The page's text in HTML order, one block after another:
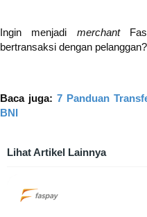
Ingin menjadi merchant
bertransaksi dengan
Baca juga: 7 Panduan
BNI
Lihat Artikel Lainnya